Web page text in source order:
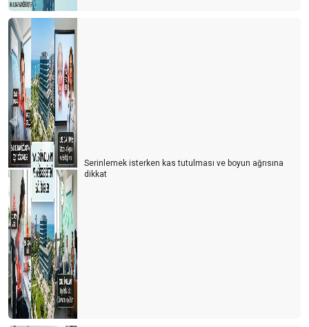
Serinlemek isterken kas tutulması ve boyun ağrısına
dikkat